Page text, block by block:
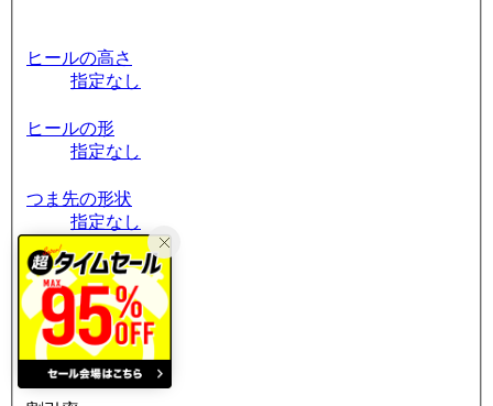
ヒールの高さ
指定なし
ヒールの形
指定なし
つま先の形状
指定なし
筒周り
指定なし
素材
指定なし